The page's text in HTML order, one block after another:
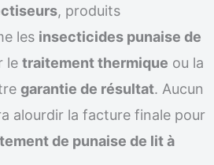
, produits
les insecticides punaise de
le traitement thermique ou la
garantie de résultat. Aucun
alourdir la facture finale pour
de punaise de lit à